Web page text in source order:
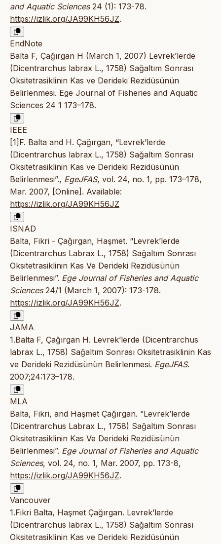
and Aquatic Sciences24 (1): 173-78.
https://izlik.org/JA99KH56JZ.
EndNote
Balta F, Çağırgan H (March 1, 2007) Levrek’lerde
(Dicentrarchus labrax L., 1758) Sağaltım Sonrası
Oksitetrasiklinin Kas ve Derideki Rezidüsünün
Belirlenmesi. Ege Journal of Fisheries and Aquatic
Sciences 24 1 173–178.
IEEE
[1]F. Balta and H. Çağırgan, “Levrek’lerde
(Dicentrarchus labrax L., 1758) Sağaltım Sonrası
Oksitetrasiklinin Kas ve Derideki Rezidüsünün
Belirlenmesi”., EgeJFAS, vol. 24, no. 1, pp. 173–178,
Mar. 2007, [Online]. Available:
https://izlik.org/JA99KH56JZ
ISNAD
Balta, Fikri - Çağırgan, Haşmet. “Levrek’lerde
(Dicentrarchus Labrax L., 1758) Sağaltım Sonrası
Oksitetrasiklinin Kas Ve Derideki Rezidüsünün
Belirlenmesi”. Ege Journal of Fisheries and Aquatic
Sciences24/1 (March 1, 2007): 173-178.
https://izlik.org/JA99KH56JZ.
JAMA
1.Balta F, Çağırgan H. Levrek’lerde (Dicentrarchus
labrax L., 1758) Sağaltım Sonrası Oksitetrasiklinin Kas
ve Derideki Rezidüsünün Belirlenmesi. EgeJFAS.
2007;24:173–178.
MLA
Balta, Fikri, and Haşmet Çağırgan. “Levrek’lerde
(Dicentrarchus Labrax L., 1758) Sağaltım Sonrası
Oksitetrasiklinin Kas Ve Derideki Rezidüsünün
Belirlenmesi”. Ege Journal of Fisheries and Aquatic
Sciences, vol. 24, no. 1, Mar. 2007, pp. 173-8,
https://izlik.org/JA99KH56JZ.
Vancouver
1.Fikri Balta, Haşmet Çağırgan. Levrek’lerde
(Dicentrarchus labrax L., 1758) Sağaltım Sonrası
Oksitetrasiklinin Kas ve Derideki Rezidüsünün